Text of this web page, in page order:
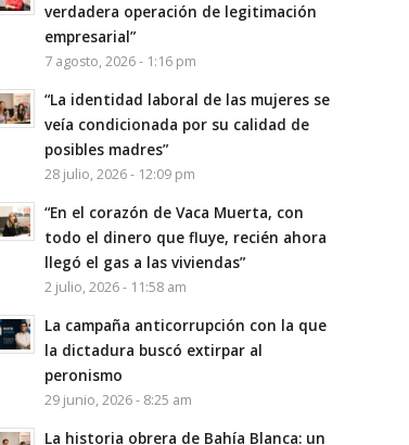
verdadera operación de legitimación
empresarial”
7 agosto, 2026 - 1:16 pm
“La identidad laboral de las mujeres se
veía condicionada por su calidad de
posibles madres”
28 julio, 2026 - 12:09 pm
“En el corazón de Vaca Muerta, con
todo el dinero que fluye, recién ahora
llegó el gas a las viviendas”
2 julio, 2026 - 11:58 am
La campaña anticorrupción con la que
la dictadura buscó extirpar al
peronismo
29 junio, 2026 - 8:25 am
La historia obrera de Bahía Blanca: un